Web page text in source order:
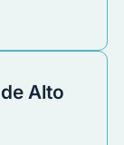
Alto